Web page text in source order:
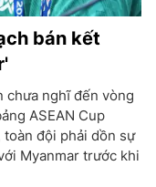
bán kết
chưa nghĩ đến vòng
ASEAN Cup
đội phải dồn sự
Myanmar trước khi